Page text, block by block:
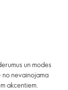
un modes
no nevainojama
akcentiem.